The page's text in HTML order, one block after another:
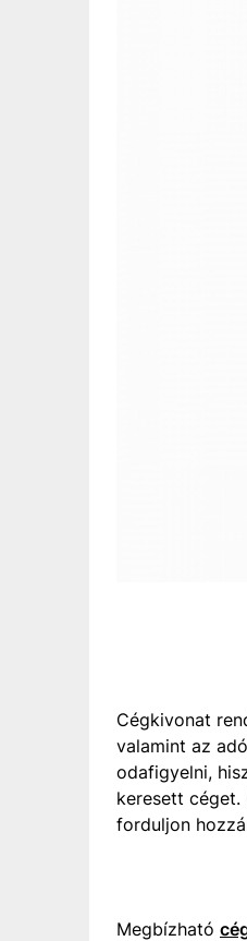
Cégkivonat
valamint az
odafigyelni,
keresett
forduljon
Megbízható